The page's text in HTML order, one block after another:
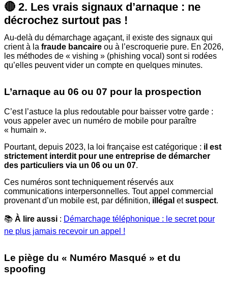
🔴 2. Les vrais signaux d’arnaque : ne
décrochez surtout pas !
Au-delà du démarchage agaçant, il existe des signaux qui
crient à la fraude bancaire ou à l’escroquerie pure. En 2026,
les méthodes de « vishing » (phishing vocal) sont si rodées
qu’elles peuvent vider un compte en quelques minutes.
L’arnaque au 06 ou 07 pour la prospection
C’est l’astuce la plus redoutable pour baisser votre garde :
vous appeler avec un numéro de mobile pour paraître
« humain ».
Pourtant, depuis 2023, la loi française est catégorique : il est
strictement interdit pour une entreprise de démarcher
des particuliers via un 06 ou un 07.
Ces numéros sont techniquement réservés aux
communications interpersonnelles. Tout appel commercial
provenant d’un mobile est, par définition, illégal etsuspect.
📚 À lire aussi : Démarchage téléphonique : le secret pour
ne plus jamais recevoir un appel !
Le piège du « Numéro Masqué » et du
spoofing